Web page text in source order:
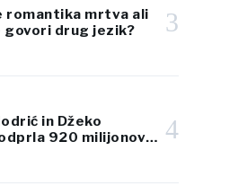
romantika mrtva ali
govori drug jezik?
3
in Džeko
920 milijonov
4